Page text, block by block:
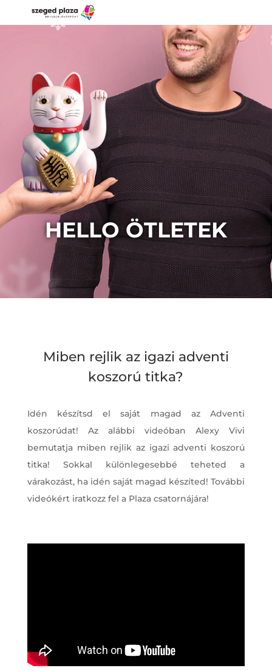
HELLO ÖTLETEK
Miben rejlik az igazi adventi
koszorú titka?
Idén készítsd el saját magad az Adventi
koszorúdat! Az alábbi videóban Alexy Vivi
bemutatja miben rejlik az igazi adventi koszorú
titka! Sokkal különlegesebbé teheted a
várakozást, ha idén saját magad készíted! További
videókért iratkozz fel a Plaza csatornájára!